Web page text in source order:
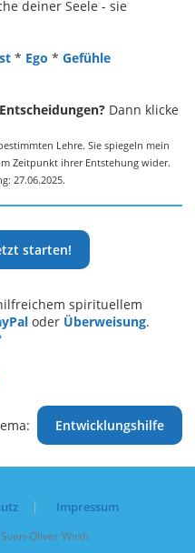
deiner Seele - sie
* Ego * Gefühle
Dann klicke
Lehre. Sie spiegeln mein
Zeitpunkt ihrer Entstehung wider.
27.06.2025.
starten!
spirituellem
oder Überweisung.
Entwicklungshilfe
Impressum
Oliver Wirth